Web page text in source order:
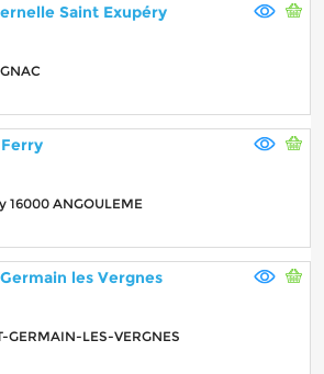
Saint Exupéry
16000 ANGOULEME
les Vergnes
GERMAIN-LES-VERGNES